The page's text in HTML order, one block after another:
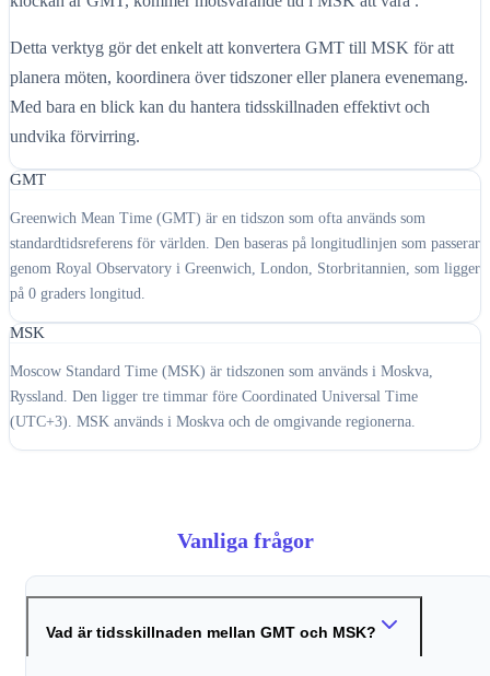
Detta verktyg gör det enkelt att konvertera GMT till MSK för att
planera möten, koordinera över tidszoner eller planera evenemang.
Med bara en blick kan du hantera tidsskillnaden effektivt och
undvika förvirring.
GMT
Greenwich Mean Time (GMT) är en tidszon som ofta används som
standardtidsreferens för världen. Den baseras på longitudlinjen som passerar
genom Royal Observatory i Greenwich, London, Storbritannien, som ligger
på 0 graders longitud.
MSK
Moscow Standard Time (MSK) är tidszonen som används i Moskva,
Ryssland. Den ligger tre timmar före Coordinated Universal Time
(UTC+3). MSK används i Moskva och de omgivande regionerna.
Vanliga frågor
Vad är tidsskillnaden mellan GMT och MSK?